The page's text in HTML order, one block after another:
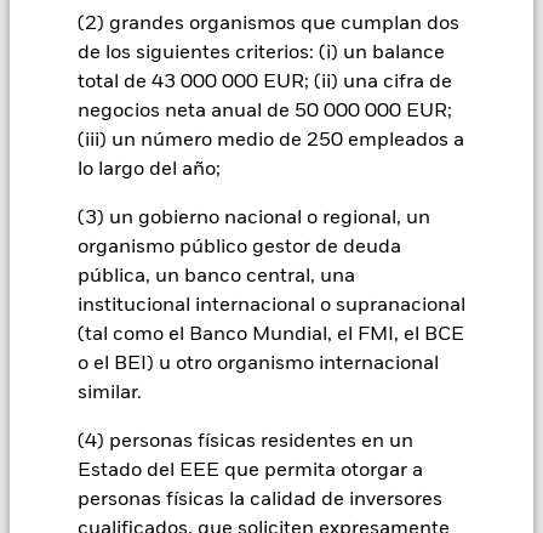
(2) grandes organismos que cumplan dos
de los siguientes criterios: (i) un balance
total de 43 000 000 EUR; (ii) una cifra de
negocios neta anual de 50 000 000 EUR;
(iii) un número medio de 250 empleados a
lo largo del año;
(3) un gobierno nacional o regional, un
organismo público gestor de deuda
pública, un banco central, una
institucional internacional o supranacional
(tal como el Banco Mundial, el FMI, el BCE
o el BEI) u otro organismo internacional
similar.
(4) personas físicas residentes en un
Estado del EEE que permita otorgar a
personas físicas la calidad de inversores
Todas las clases de acciones con cobertura de divisas de este
uso de derivados para una clase de acciones podría conllevar
un posible riesgo de contagio (también denominado «spill-
over») a otras clases de acciones del fondo. La sociedad
gestora del fondo se asegurará de que se dispone de los
procedimientos adecuados para minimizar el riesgo de
que figura justo debajo del nombre del fondo, podrá ver un
listado de todas las clases de acciones del fondo: las clases de
acciones con cobertura de divisas se identifican mediante la
palabra «Hedged» en su nombre. Además, el listado
completo de todas las clases de acciones con cobertura de
divisas está disponible mediante solicitud a la sociedad
gestora del fondo.
para reducir los gastos, el propio Fondo percibirá el 62,5% de
los ingresos asociadas que se generen, y el 37,5% restante se
recibirá por BlackRock en calidad de agente de préstamo de
valores. Debido a que el reparto de los ingresos por préstamos